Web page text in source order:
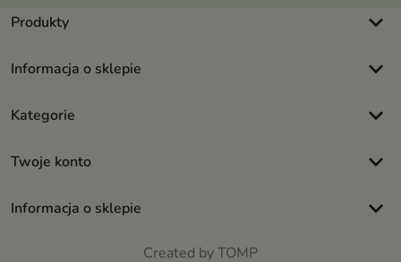
Produkty keyboard_arrow_down
Informacja o sklepie keyboard_arrow_down
Kategorie keyboard_arrow_down
Twoje konto keyboard_arrow_down
Informacja o sklepie keyboard_arrow_down
Created by TOMP